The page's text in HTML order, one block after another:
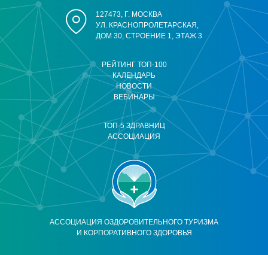
АССОЦИАЦИЯ ОЗДОРОВИТЕЛЬНОГО ТУРИЗМА
И КОРПОРАТИВНОГО ЗДОРОВЬЯ
РЕЙТИНГ ТОП-100
КАЛЕНДАРЬ
НОВОСТИ
ВЕБИНАРЫ
ТОП-5 ЗДРАВНИЦ
АССОЦИАЦИЯ
127473, Г. МОСКВА
УЛ. КРАСНОПРОЛЕТАРСКАЯ,
ДОМ 30, СТРОЕНИЕ 1, ЭТАЖ 3